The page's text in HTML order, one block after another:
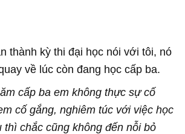
thành kỳ thi đại học nói với tôi, nó
về lúc còn đang học cấp ba.
cấp ba em không thực sự cố
cố gắng, nghiêm túc với việc học
thì chắc cũng không đến nỗi bỏ